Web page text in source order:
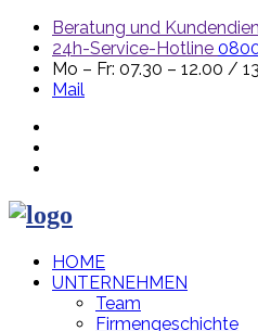
Beratung und
24h-Service-Hotline
Mo – Fr: 07.30 – 12.00 /
Mail
HOME
UNTERNEHMEN
Team
Firmengeschichte